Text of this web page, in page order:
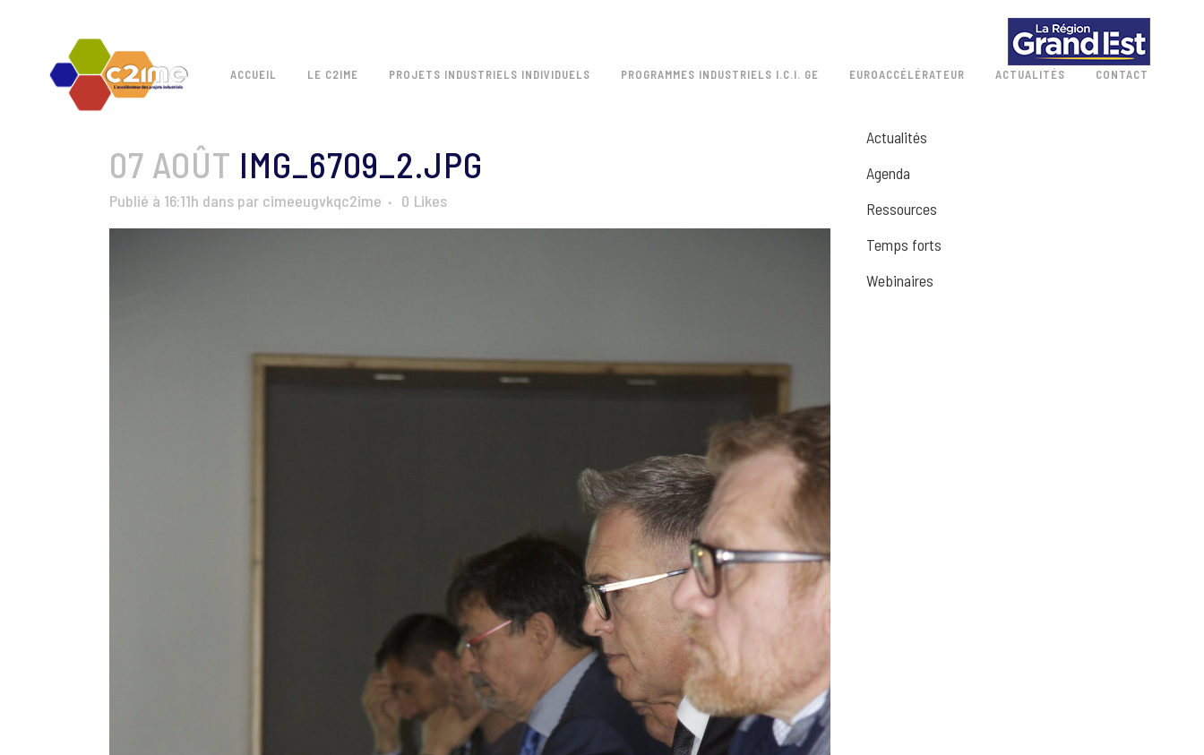
ACCUEIL LE C2IME PROJETS INDUSTRIELS INDIVIDUELS PROGRAMMES INDUSTRIELS I.C.I. GE EUROACCÉLÉRATEUR ACTUALITÉS CONTACT
07 AOÛT IMG_6709_2.JPG
Publié à 16:11h dans par cimeeugvkqc2ime 0 Likes
Actualités
Agenda
Ressources
Temps forts
Webinaires